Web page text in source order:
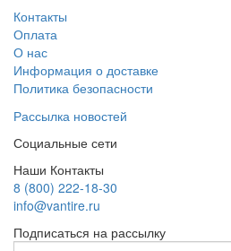
Контакты
Оплата
О нас
Информация о доставке
Политика безопасности
Рассылка новостей
Социальные сети
Наши Контакты
8 (800) 222-18-30
info@vantire.ru
Подписаться на рассылку